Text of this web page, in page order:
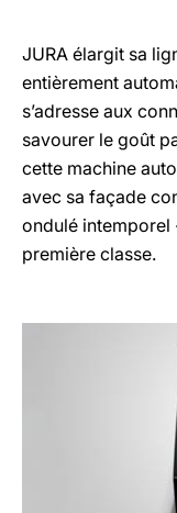
JURA élargit sa
entièrement
s’adresse aux
savourer le goût
cette machine
avec sa façade
ondulé intemporel
première classe.